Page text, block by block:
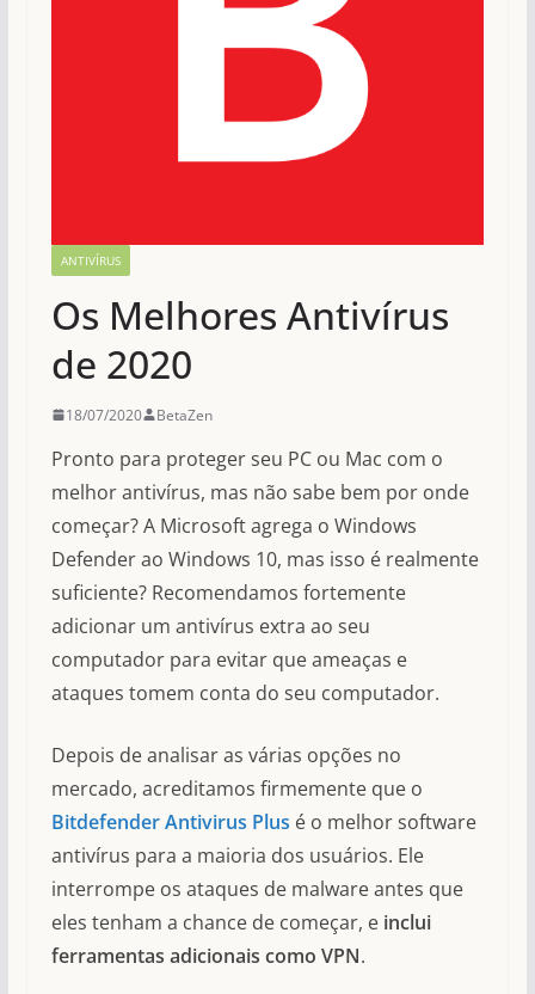
ANTIVÍRUS
Os Melhores Antivírus
de 2020
18/07/2020 BetaZen
Pronto para proteger seu PC ou Mac com o
melhor antivírus, mas não sabe bem por onde
começar? A Microsoft agrega o Windows
Defender ao Windows 10, mas isso é realmente
suficiente? Recomendamos fortemente
adicionar um antivírus extra ao seu
computador para evitar que ameaças e
ataques tomem conta do seu computador.
Depois de analisar as várias opções no
mercado, acreditamos firmemente que o
Bitdefender Antivirus Plus é o melhor software
antivírus para a maioria dos usuários. Ele
interrompe os ataques de malware antes que
eles tenham a chance de começar, e inclui
ferramentas adicionais como VPN.